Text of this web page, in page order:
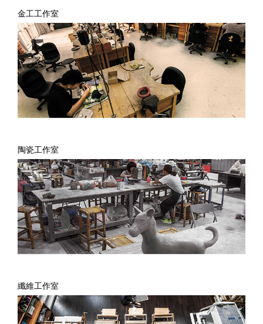
金工工作室
陶瓷工作室
纖維工作室